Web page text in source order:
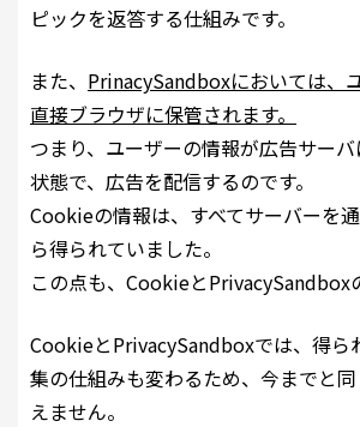
ピックを返答する仕組みです。
また、 PrinacySandboxにおいては、
直接ブラウザに保管されます。
つまり、ユーザーの情報が広告サー
状態で、広告を配信するのです。
Cookieの情報は、すべてサーバーを
ら得られていました。
この点も、CookieとPrivacySandbox
CookieとPrivacySandboxでは、得ら
集の仕組みも変わるため、今までと
えません。